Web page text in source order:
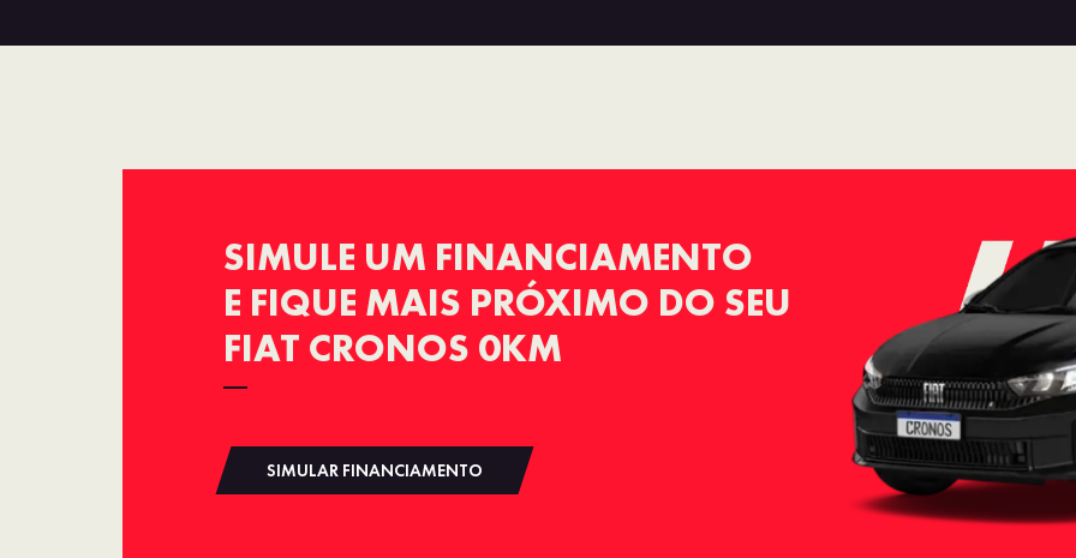
SIMULE UM FINANCIAMENTO
E FIQUE MAIS PRÓXIMO DO SEU
FIAT CRONOS 0KM
SIMULAR FINANCIAMENTO